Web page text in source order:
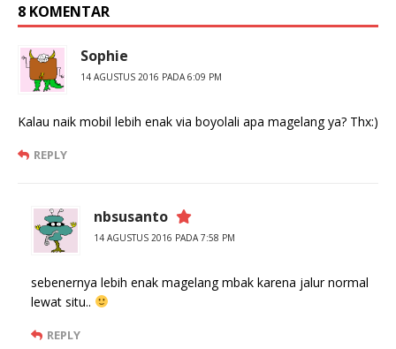
8 KOMENTAR
Sophie
14 AGUSTUS 2016 PADA 6:09 PM
Kalau naik mobil lebih enak via boyolali apa magelang ya? Thx:)
REPLY
nbsusanto
14 AGUSTUS 2016 PADA 7:58 PM
sebenernya lebih enak magelang mbak karena jalur normal
lewat situ..
REPLY